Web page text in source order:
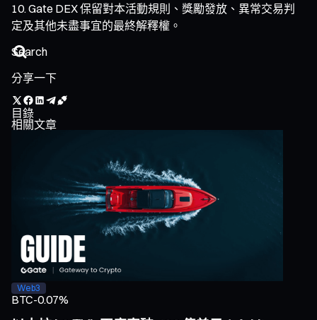
Gate DEX 保留對本活動規則、獎勵發放、異常交易判
定及其他未盡事宜的最終解釋權。
分享一下
目錄
相關文章
Web3
BTC-0.07%